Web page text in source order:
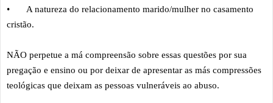
•
A natureza do relacionamento marido/mulher no casamento
cristão.
NÃO perpetue a má compreensão sobre essas questões por sua
pregação e ensino ou por deixar de apresentar as más compressões
teológicas que deixam as pessoas vulneráveis ao abuso.